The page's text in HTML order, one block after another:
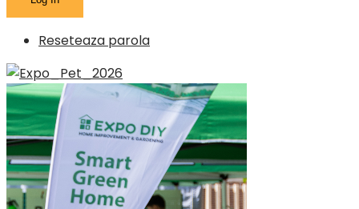
Reseteaza parola